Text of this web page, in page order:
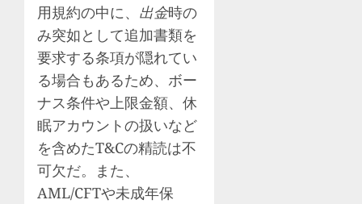
用規約の中に、 出金時の
み突如として追加書類を
要求する条項が隠れてい
る場合もあるため、ボー
ナス条件や上限金額、休
眠アカウントの扱いなど
を含めたT&Cの精読は不
可欠だ。また、
AML/CFTや未成年保